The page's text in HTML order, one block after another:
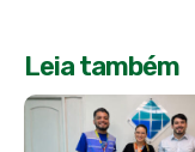
Leia também